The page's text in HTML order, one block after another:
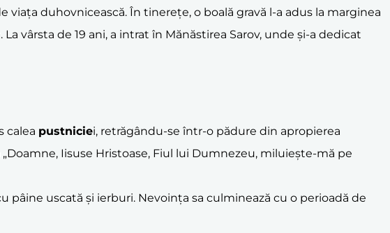
viața duhovnicească. În tinerețe, o boală gravă l-a adus la marginea
vârsta de 19 ani, a intrat în Mănăstirea Sarov, unde și-a dedicat
calea pustniciei, retrăgându-se într-o pădure din apropierea
Iisuse Hristoase, Fiul lui Dumnezeu, miluiește-mă pe
pâine uscată și ierburi. Nevoința sa culminează cu o perioadă de